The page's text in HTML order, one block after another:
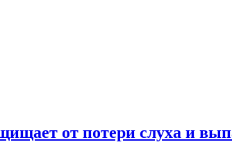
от потери слуха и